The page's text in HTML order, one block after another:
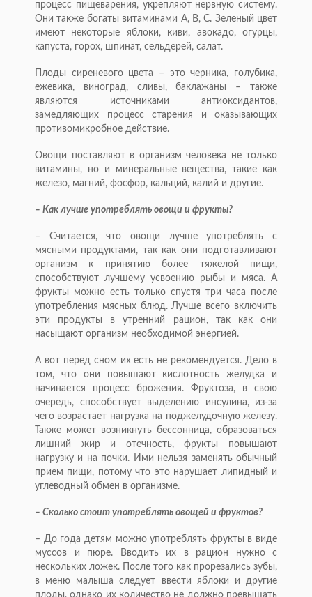
процесс пищеварения, укрепляют нервную систему.
Они также богаты витаминами А, В, С. Зеленый цвет
имеют некоторые яблоки, киви, авокадо, огурцы,
капуста, горох, шпинат, сельдерей, салат.
Плоды сиреневого цвета – это черника, голубика,
ежевика, виноград, сливы, баклажаны – также
являются источниками антиоксидантов,
замедляющих процесс старения и оказывающих
противомикробное действие.
Овощи поставляют в организм человека не только
витамины, но и минеральные вещества, такие как
железо, магний, фосфор, кальций, калий и другие.
– Как лучше употреблять овощи и фрукты?
– Считается, что овощи лучше употреблять с
мясными продуктами, так как они подготавливают
организм к принятию более тяжелой пищи,
способствуют лучшему усвоению рыбы и мяса. А
фрукты можно есть только спустя три часа после
употребления мясных блюд. Лучше всего включить
эти продукты в утренний рацион, так как они
насыщают организм необходимой энергией.
А вот перед сном их есть не рекомендуется. Дело в
том, что они повышают кислотность желудка и
начинается процесс брожения. Фруктоза, в свою
очередь, способствует выделению инсулина, из-за
чего возрастает нагрузка на поджелудочную железу.
Также может возникнуть бессонница, образоваться
лишний жир и отечность, фрукты повышают
нагрузку и на почки. Ими нельзя заменять обычный
прием пищи, потому что это нарушает липидный и
углеводный обмен в организме.
– Сколько стоит употреблять овощей и фруктов?
– До года детям можно употреблять фрукты в виде
муссов и пюре. Вводить их в рацион нужно с
нескольких ложек. После того как прорезались зубы,
в меню малыша следует ввести яблоки и другие
плоды, однако их количество не должно превышать